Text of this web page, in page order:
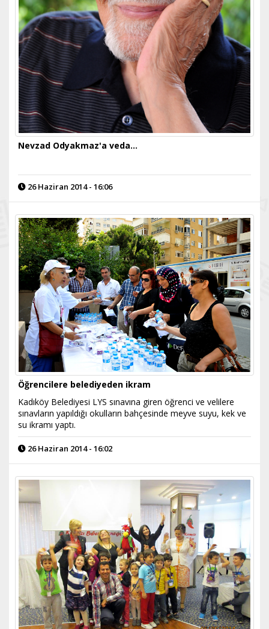
Nevzad Odyakmaz'a veda…
26 Haziran 2014 - 16:06
Öğrencilere belediyeden ikram
Kadıköy Belediyesi LYS sınavına giren öğrenci ve velilere
sınavların yapıldığı okulların bahçesinde meyve suyu, kek ve
su ikramı yaptı.
26 Haziran 2014 - 16:02